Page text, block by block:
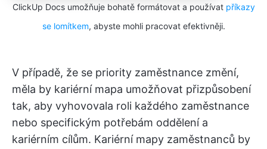
ClickUp Docs umožňuje bohatě formátovat a používat příkazy
se lomítkem, abyste mohli pracovat efektivněji.
V případě, že se priority zaměstnance změní,
měla by kariérní mapa umožňovat přizpůsobení
tak, aby vyhovovala roli každého zaměstnance
nebo specifickým potřebám oddělení a
kariérním cílům. Kariérní mapy zaměstnanců by